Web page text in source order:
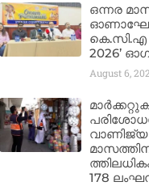
ഒന്നര
2026’
August 6,
വാണിജ്യ
178